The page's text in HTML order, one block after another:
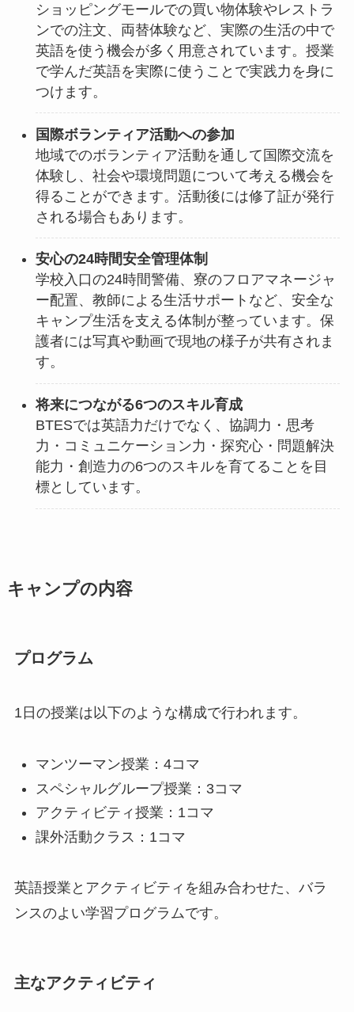
ショッピングモールでの買い物体験やレストラ
ンでの注文、両替体験など、実際の生活の中で
英語を使う機会が多く用意されています。授業
で学んだ英語を実際に使うことで実践力を身に
つけます。
国際ボランティア活動への参加
地域でのボランティア活動を通して国際交流を
体験し、社会や環境問題について考える機会を
得ることができます。活動後には修了証が発行
される場合もあります。
安心の24時間安全管理体制
学校入口の24時間警備、寮のフロアマネージャ
ー配置、教師による生活サポートなど、安全な
キャンプ生活を支える体制が整っています。保
護者には写真や動画で現地の様子が共有されま
す。
将来につながる6つのスキル育成
BTESでは英語力だけでなく、協調力・思考
力・コミュニケーション力・探究心・問題解決
能力・創造力の6つのスキルを育てることを目
標としています。
キャンプの内容
プログラム
1日の授業は以下のような構成で行われます。
マンツーマン授業：4コマ
スペシャルグループ授業：3コマ
アクティビティ授業：1コマ
課外活動クラス：1コマ
英語授業とアクティビティを組み合わせた、バラ
ンスのよい学習プログラムです。
主なアクティビティ